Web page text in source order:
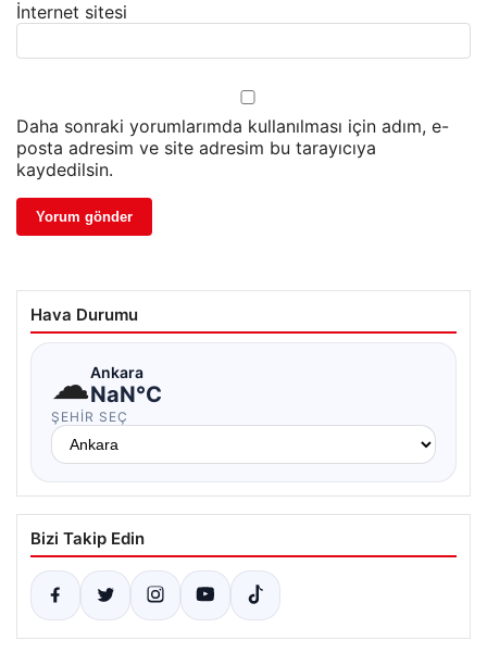
İnternet sitesi
Daha sonraki yorumlarımda kullanılması için adım, e-
posta adresim ve site adresim bu tarayıcıya
kaydedilsin.
Hava Durumu
☁Ankara
NaN°C
ŞEHIR SEÇ
Bizi Takip Edin